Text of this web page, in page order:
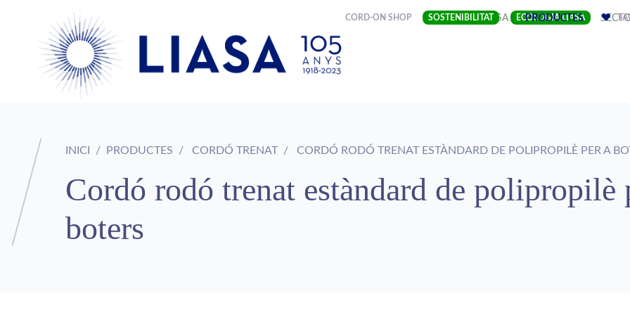
CORD-ON SHOP SOSTENIBILITAT ECOLOGIA LIASA
EMPRESA(CURRENT)
PRODUCTES
INICI PRODUCTES CORDÓ TRENAT CORDÓ RODÓ TRENAT ESTÀNDARD DE POLIPROPILÈ PER A
Cordó rodó trenat estàndard de polipropilè
boters